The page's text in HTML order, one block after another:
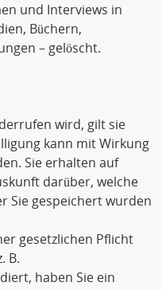
und Interviews in
Büchern,
– gelöscht.
wird, gilt sie
kann mit Wirkung
Sie erhalten auf
darüber, welche
Sie gespeichert wurden
gesetzlichen Pflicht
B.
haben Sie ein